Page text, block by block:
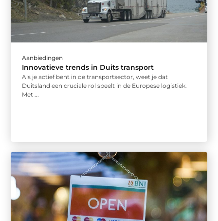
Aanbiedingen
Innovatieve trends in Duits transport
Als je actief bent in de transportsector, weet je dat
Duitsland een cruciale rol speelt in de Europese logistiek.
Met ...